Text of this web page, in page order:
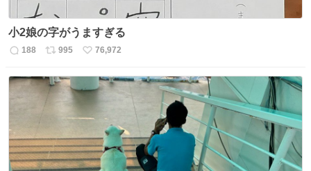
小2娘の字がうますぎる
返
数
188
リ
ス
995
い
ね
76,972